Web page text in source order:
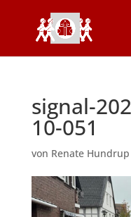
signal-
10-051
von Renate Hundrup